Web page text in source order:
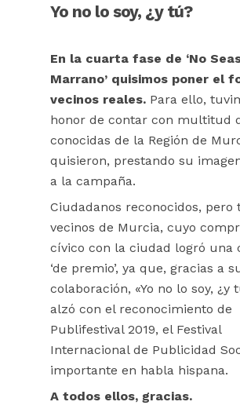
Yo no lo soy, ¿y tú?
En la cuarta fase de ‘No
Marrano’ quisimos poner el
vecinos reales. Para ello,
honor de contar con multitud
conocidas de la Región de
quisieron, prestando su
a la campaña.
Ciudadanos reconocidos, pero
vecinos de Murcia, cuyo
cívico con la ciudad logró una
‘de premio’, ya que, gracias a
colaboración, «Yo no lo soy, ¿y
alzó con el reconocimiento de
Publifestival 2019, el Festival
Internacional de Publicidad
importante en habla hispana.
A todos ellos, gracias.